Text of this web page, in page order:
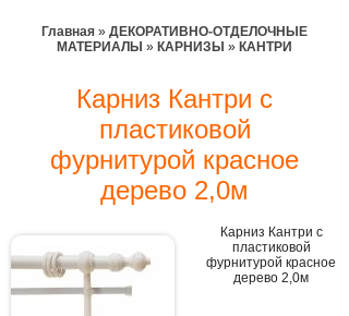
Главная » ДЕКОРАТИВНО-ОТДЕЛОЧНЫЕ
МАТЕРИАЛЫ » КАРНИЗЫ » КАНТРИ
Карниз Кантри с
пластиковой
фурнитурой красное
дерево 2,0м
Карниз Кантри с
пластиковой
фурнитурой красное
дерево 2,0м